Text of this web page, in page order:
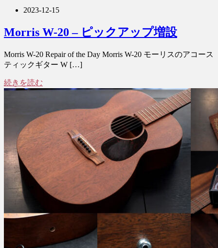
2023-12-15
Morris W-20 – ピックアップ増設
Morris W-20 Repair of the Day Morris W-20 モーリスのアコース
ティックギター W […]
続きを読む